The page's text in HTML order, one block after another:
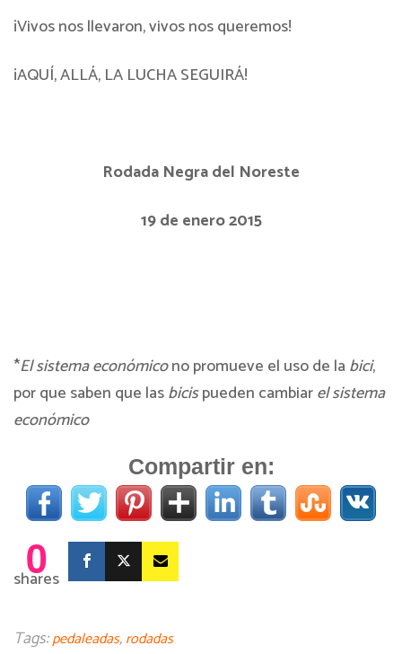
¡Vivos nos llevaron, vivos nos queremos!
¡AQUÍ, ALLÁ, LA LUCHA SEGUIRÁ!
Rodada Negra del Noreste
19 de enero 2015
*El sistema económicono promueve el uso de la bici,
por que saben que lasbicispueden cambiarel sistema
económico
Compartir en:
0
shares
Tags:pedaleadas,rodadas